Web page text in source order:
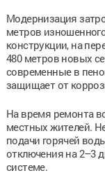
Модернизация
метров
конструкции, на
480 метров новых
современные в
защищает от
На время ремонта
местных жителей.
подачи горячей
отключения на 2–3
системе.